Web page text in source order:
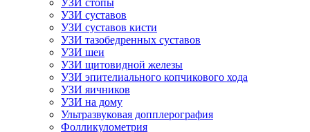
УЗИ стопы
УЗИ суставов
УЗИ суставов кисти
УЗИ тазобедренных суставов
УЗИ шеи
УЗИ щитовидной железы
УЗИ эпителиального копчикового хода
УЗИ яичников
УЗИ на дому
Ультразвуковая допплерография
Фолликулометрия